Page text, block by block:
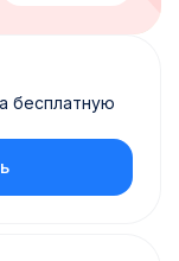
бесплатную